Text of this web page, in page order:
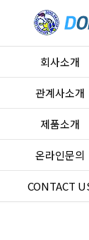
회사소개
관계사소개
제품소개
온라인문의
CONTACT